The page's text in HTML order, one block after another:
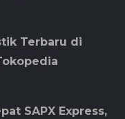
Terbaru di
SAPX Express,